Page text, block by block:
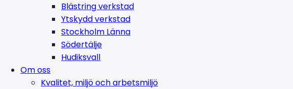
Blästring verkstad
Ytskydd verkstad
Stockholm Länna
Södertälje
Hudiksvall
Om oss
Kvalitet, miljö och arbetsmiljö